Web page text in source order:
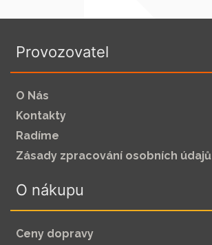
Provozovatel
O Nás
Kontakty
Radíme
Zásady zpracování osobních údajů
O nákupu
Ceny dopravy